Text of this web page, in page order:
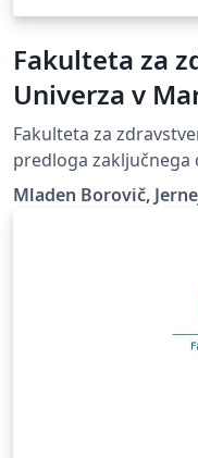
Fakulteta za
Univerza v
zaključnega
Fakulteta za
predloga zaključnega
Mladen Borovič,